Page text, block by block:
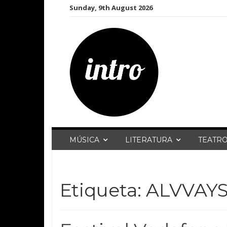
Sunday, 9th August 2026
MÚSICA LITERATURA TEATRO
Etiqueta: ALVVAYS